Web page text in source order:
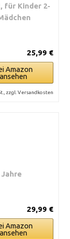
für Kinder 2-
25,99 €
Amazon
ansehen
zzgl. Versandkosten
29,99 €
Amazon
ansehen